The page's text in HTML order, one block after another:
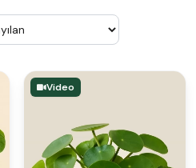
Video